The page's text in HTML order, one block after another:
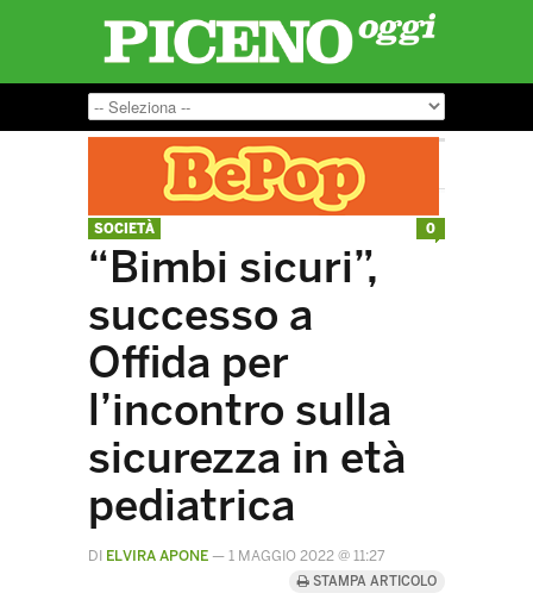
SOCIETÀ
“Bimbi sicuri”,
successo a
Offida per
l’incontro sulla
sicurezza in età
pediatrica
DI ELVIRA APONE — 1 MAGGIO 2022 @ 11:27
STAMPA ARTICOLO
0